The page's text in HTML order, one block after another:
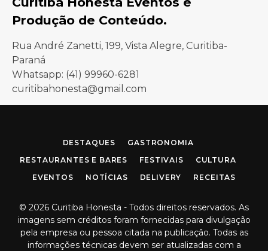
Produção de Conteúdo.
Rua André Zanetti, 199, Vista Alegre, Curitiba-
Paraná
Whatsapp: (41) 99960-6281
curitibahonesta@gmail.com
DESTAQUES
GASTRONOMIA
RESTAURANTES E BARES
FESTIVAIS
CULTURA
EVENTOS
NOTÍCIAS DELIVERY RECEITAS
© 2026 Curitiba Honesta - Todos direitos reservados. As
imagens sem créditos foram fornecidas para divulgação
pela empresa ou pessoa citada na publicação. Todas as
informações técnicas devem ser atualizadas com a